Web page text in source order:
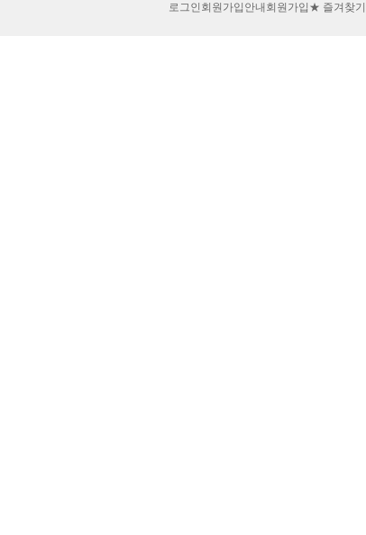
로그인 회원가입안내 회원가입 ★ 즐겨찾기